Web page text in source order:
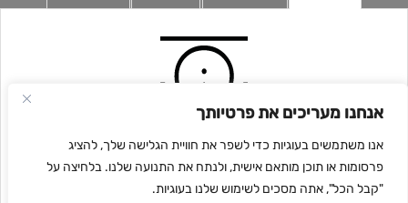
אנחנו מעריכים את פרטיותך
אנו משתמשים בעוגיות כדי לשפר את חוויית הגלישה שלך, להציג
פרסומות או תוכן מותאם אישית, ולנתח את התנועה שלנו. בלחיצה על
"קבל הכל", אתה מסכים לשימוש שלנו בעוגיות.